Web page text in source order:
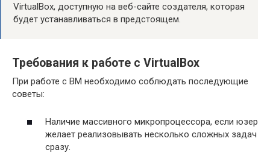
VirtualBox, доступную на веб-сайте создателя, которая
будет устанавливаться в предстоящем.
Требования к работе с VirtualBox
При работе с ВМ необходимо соблюдать последующие
советы:
Наличие массивного микропроцессора, если юзер
желает реализовывать несколько сложных задач
сразу.